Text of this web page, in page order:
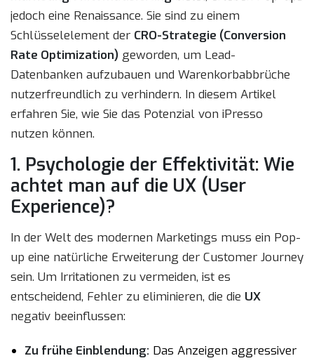
jedoch eine Renaissance. Sie sind zu einem
Schlüsselelement der CRO-Strategie (Conversion
Rate Optimization) geworden, um Lead-
Datenbanken aufzubauen und Warenkorbabbrüche
nutzerfreundlich zu verhindern. In diesem Artikel
erfahren Sie, wie Sie das Potenzial von iPresso
nutzen können.
1. Psychologie der Effektivität: Wie
achtet man auf die UX (User
Experience)?
In der Welt des modernen Marketings muss ein Pop-
up eine natürliche Erweiterung der Customer Journey
sein. Um Irritationen zu vermeiden, ist es
entscheidend, Fehler zu eliminieren, die die UX
negativ beeinflussen:
Zu frühe Einblendung: Das Anzeigen aggressiver